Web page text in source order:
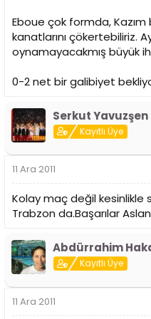
Eboue çok formda,
kanatlarını çökertebiliriz.
oynamayacakmış büyük
0-2 net bir galibiyet
Serkut Yavuzşen
Kayıtlı Üye
11 Ara 2011
Kolay maç değil kesinlikle
Trabzon da.Başarılar
Abdürrahim
Kayıtlı Üye
11 Ara 2011